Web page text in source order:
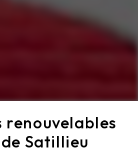
renouvelables
Satillieu